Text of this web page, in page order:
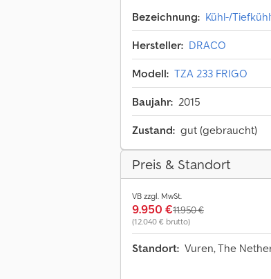
Bezeichnung: Kühl-/
Hersteller: DRACO
Modell: TZA 233 FRIGO
Baujahr: 2015
Zustand: gut (gebraucht)
Preis & Standort
VB zzgl. MwSt.
9.950 €11.950 €
(12.040 € brutto)
Standort: Vuren, The